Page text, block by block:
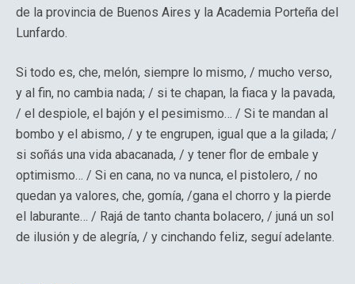
de la provincia de Buenos Aires y la Academia Porteña del
Lunfardo.
Si todo es, che, melón, siempre lo mismo, / mucho verso,
y al fin, no cambia nada; / si te chapan, la fiaca y la pavada,
/ el despiole, el bajón y el pesimismo… / Si te mandan al
bombo y el abismo, / y te engrupen, igual que a la gilada; /
si soñás una vida abacanada, / y tener flor de embale y
optimismo… / Si en cana, no va nunca, el pistolero, / no
quedan ya valores, che, gomía, /gana el chorro y la pierde
el laburante… / Rajá de tanto chanta bolacero, / juná un sol
de ilusión y de alegría, / y cinchando feliz, seguí adelante.